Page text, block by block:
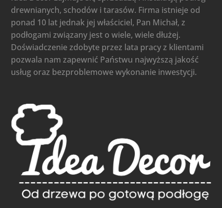
drewnianych, schodów i tarasów. Firma istnieje od
ponad 10 lat jednak jej właściciel, Pan Michał, z
podłogami związany jest o wiele, wiele dłużej.
Doświadczenie zdobyte przez lata pracy z klientami
pozwala nam zapewnić Państwu najwyższą jakość
usług oraz bezproblemowe wykonanie inwestycji.